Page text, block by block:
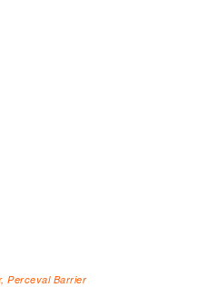
Perceval Barrier